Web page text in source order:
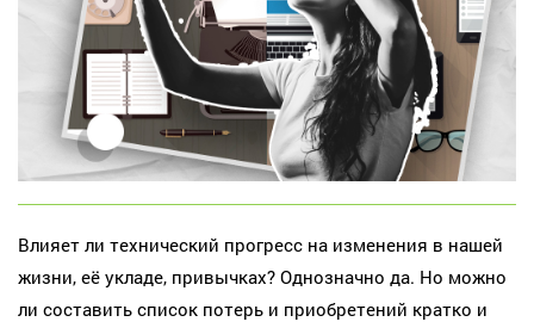
Влияет ли технический прогресс на изменения в нашей
жизни, её укладе, привычках? Однозначно да. Но можно
ли составить список потерь и приобретений кратко и